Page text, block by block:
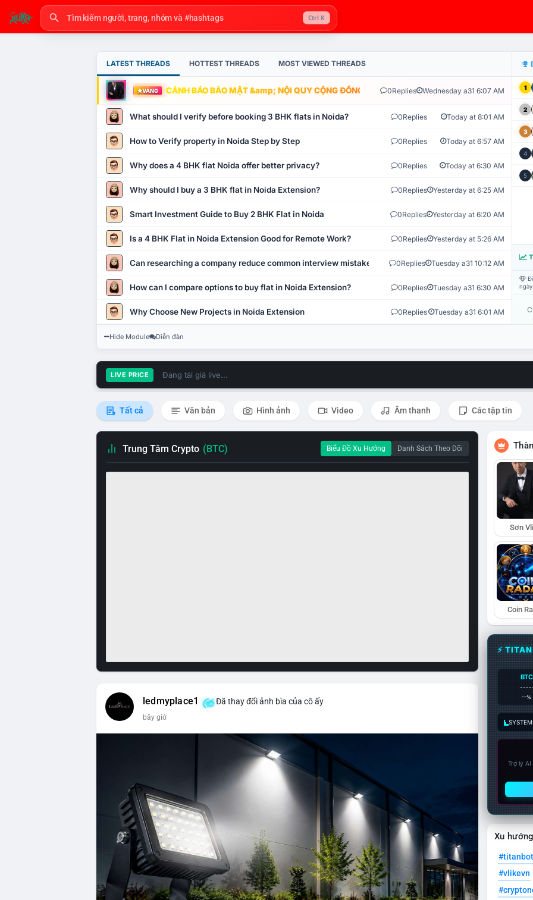
Ctrl K
LATEST THREADS HOTTEST THREADS MOST VIEWED THREADS
VÀNG CẢNH BÁO BẢO MẬT &amp; NỘI QUY CỘNG ĐỒNG VLIKE.VN: HỆ THỐNG GIÁM SÁT TỰ
0Replies Wednesday a31 6:07 AM
What should I verify before booking 3 BHK flats in Noida? 0Replies Today at 8:01 AM
How to Verify property in Noida Step by Step 0Replies Today at 6:57 AM
Why does a 4 BHK flat Noida offer better privacy? 0Replies Today at 6:30 AM
Why should I buy a 3 BHK flat in Noida Extension? 0Replies Yesterday at 6:25 AM
Smart Investment Guide to Buy 2 BHK Flat in Noida 0Replies Yesterday at 6:20 AM
Is a 4 BHK Flat in Noida Extension Good for Remote Work? 0Replies Yesterday at 5:26 AM
Can researching a company reduce common interview mistakes? 0Replies Tuesday a31 10:12 AM
How can I compare options to buy flat in Noida Extension? 0Replies Tuesday a31 6:30 AM
Why Choose New Projects in Noida Extension 0Replies Tuesday a31 6:01 AM
1
2
3
4
5
Hide Module Diễn đàn
LIVE PRICE Đang tải giá live...
Tất cả Văn bản Hình ảnh Video Âm thanh Các tập tin
Trung Tâm Crypto (BTC) Biểu Đồ Xu Hướng Danh Sách Theo Dõi
ledmyplace1 Đã thay đổi ảnh bìa của cô ấy
bây giờ
Sơn
Coin
⚡
BTC
--%
Trợ lý
Xu
#titanbot
#vlikevn